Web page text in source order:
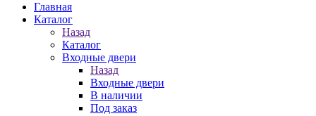
Главная
Каталог
Назад
Каталог
Входные двери
Назад
Входные двери
В наличии
Под заказ